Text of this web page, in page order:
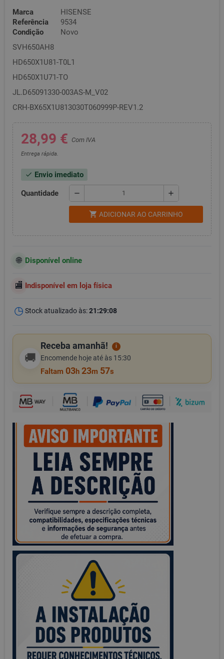
Marca
HISENSE
Referência
9534
Condição
Novo
SVH650AH8
HD650X1U81-T0L1
HD650X1U71-TO
JL.D65091330-003AS-M_V02
CRH-BX65X1U813030T060999P-REV1.2
28,99 € Com IVA
Entrega rápida.
check Envio imediato
Quantidade remove add
shopping_cart ADICIONAR AO CARRINHO
Disponível online
Indisponível em loja física
Stock atualizado às:21:29:08
🚚
Receba amanhã! i
Encomende hoje até às 15:30
Faltam 03h 23m 57s